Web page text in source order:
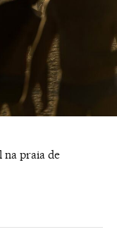
na praia de